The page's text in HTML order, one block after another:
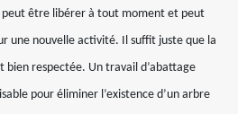
être libérer à tout moment et peut
une nouvelle activité. Il suffit juste que la
respectée. Un travail d’abattage
pour éliminer l’existence d’un arbre